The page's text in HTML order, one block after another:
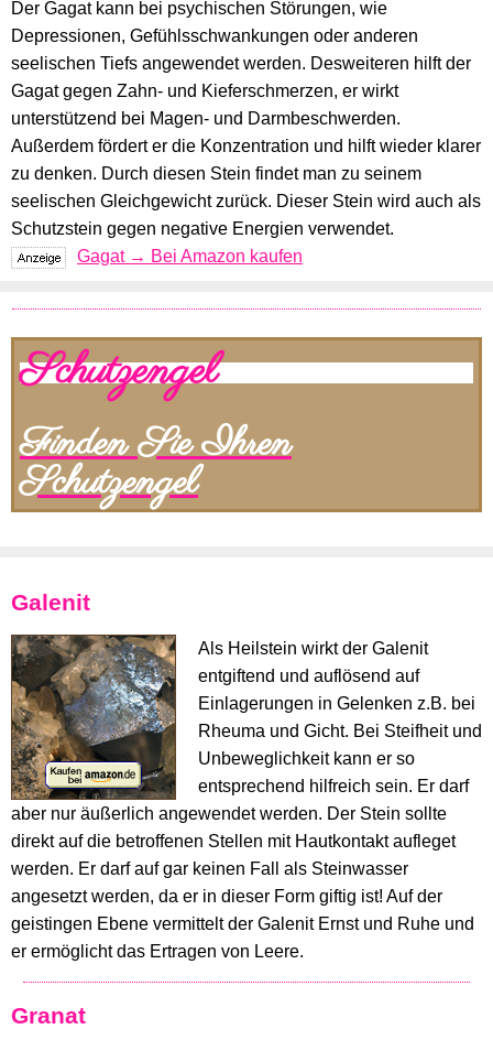
Der Gagat kann bei psychischen Störungen, wie
Depressionen, Gefühlsschwankungen oder anderen
seelischen Tiefs angewendet werden. Desweiteren hilft der
Gagat gegen Zahn- und Kieferschmerzen, er wirkt
unterstützend bei Magen- und Darmbeschwerden.
Außerdem fördert er die Konzentration und hilft wieder klarer
zu denken. Durch diesen Stein findet man zu seinem
seelischen Gleichgewicht zurück. Dieser Stein wird auch als
Schutzstein gegen negative Energien verwendet.
Gagat → Bei Amazon kaufen
Schutzengel
Finden Sie Ihren
Schutzengel
Galenit
Als Heilstein wirkt der Galenit
entgiftend und auflösend auf
Einlagerungen in Gelenken z.B. bei
Rheuma und Gicht. Bei Steifheit und
Unbeweglichkeit kann er so
entsprechend hilfreich sein. Er darf
aber nur äußerlich angewendet werden. Der Stein sollte
direkt auf die betroffenen Stellen mit Hautkontakt aufleget
werden. Er darf auf gar keinen Fall als Steinwasser
angesetzt werden, da er in dieser Form giftig ist! Auf der
geistingen Ebene vermittelt der Galenit Ernst und Ruhe und
er ermöglicht das Ertragen von Leere.
Granat